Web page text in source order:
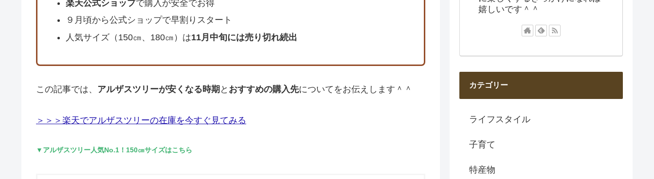
楽天公式ショップで購入が安全でお得
９月頃から公式ショップで早割りスタート
人気サイズ（150㎝、180㎝）は11月中旬には売り切れ続出
この記事では、 アルザスツリーが安くなる時期 と おすすめの購入先についてをお伝えします＾＾
＞＞＞楽天でアルザスツリーの在庫を今すぐ見てみる
▼アルザスツリー人気No.1！ 150㎝サイズはこちら
嬉しいです＾＾
カテゴリー
ライフスタイル
子育て
特産物